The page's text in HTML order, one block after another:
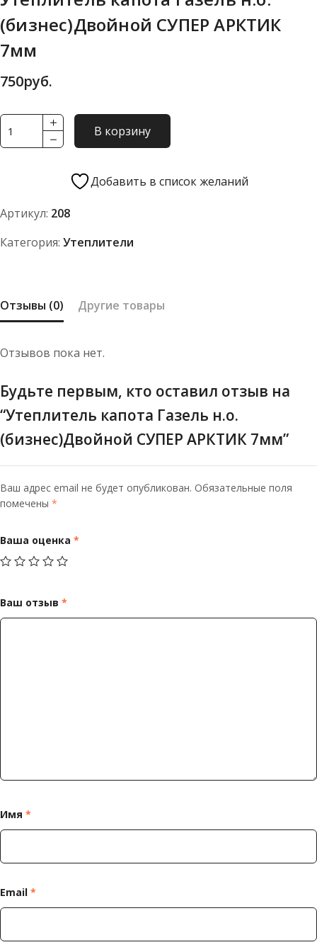
(бизнес)Двойной СУПЕР АРКТИК
7мм
750руб.
Количество
товара
н.о.
СУПЕР
В корзину
Добавить в список желаний
Артикул: 208
Категория: Утеплители
Отзывы (0) Другие товары
Отзывов пока нет.
Будьте первым, кто оставил отзыв на
“Утеплитель капота Газель н.о.
(бизнес)Двойной СУПЕР АРКТИК 7мм”
Ваш адрес email не будет опубликован. Обязательные поля
помечены *
Ваша оценка *
Ваш отзыв *
Имя *
Email *